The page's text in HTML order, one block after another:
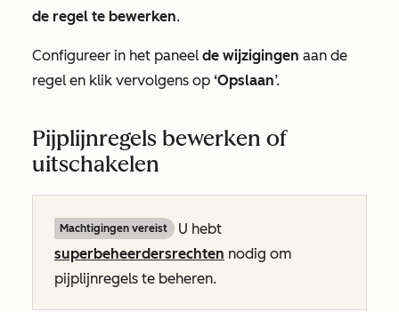
de regel te bewerken.
Configureer in het paneel de wijzigingen aan de
regel en klik vervolgens op ‘Opslaan’.
Pijplijnregels bewerken of
uitschakelen
Machtigingen vereist
U hebt
superbeheerdersrechten nodig om
pijplijnregels te beheren.